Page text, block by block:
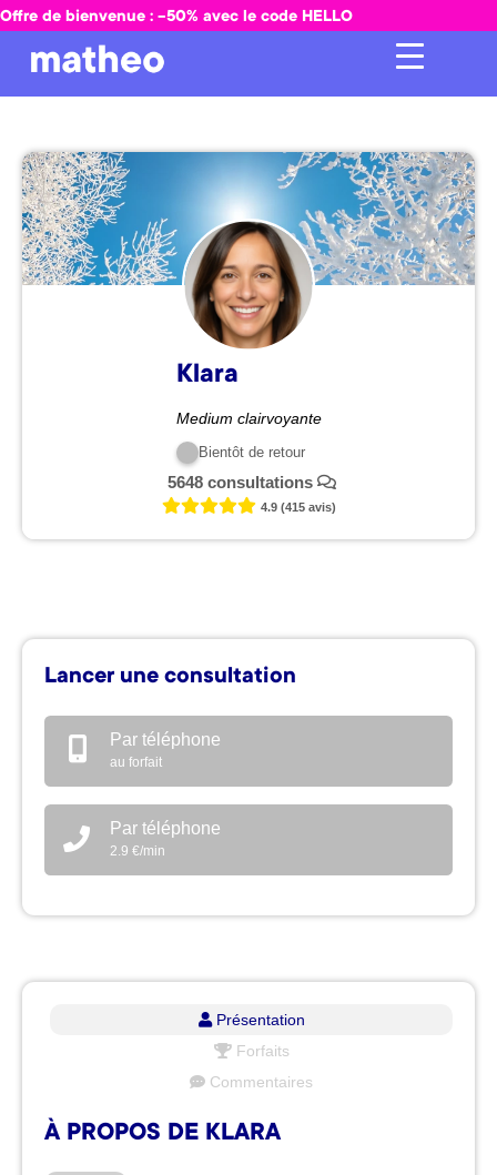
Offre de bienvenue : -50% avec le code HELLO
Klara
Medium clairvoyante
Bientôt de retour
5648 consultations
4.9 (415 avis)
Présentation
Forfaits
Commentaires
À PROPOS DE KLARA
Lancer une consultation
Par téléphone
au forfait
Par téléphone
2.9 €/min